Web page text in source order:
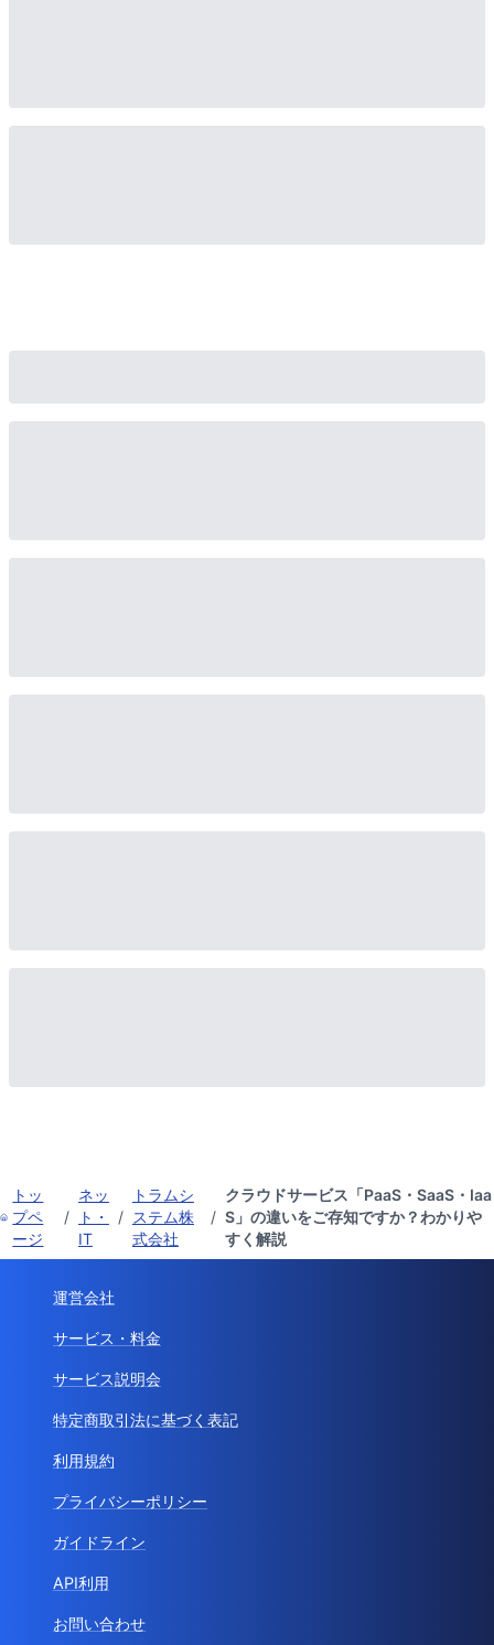
トッ
プペ
ージ
/
ネッ
ト・
IT
/
トラムシ
ステム株
式会社
/
クラウドサービス「PaaS・SaaS・Iaa
S」の違いをご存知ですか？わかりや
すく解説
運営会社
サービス・料金
サービス説明会
特定商取引法に基づく表記
利用規約
プライバシーポリシー
ガイドライン
API利用
お問い合わせ